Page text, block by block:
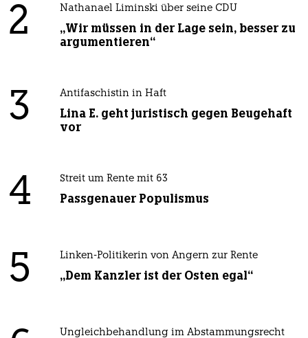
2 Nathanael Liminski über seine CDU
„Wir müssen in der Lage sein, besser zu
argumentieren“
3 Antifaschistin in Haft
Lina E. geht juristisch gegen Beugehaft
vor
4 Streit um Rente mit 63
Passgenauer Populismus
5 Linken-Politikerin von Angern zur Rente
„Dem Kanzler ist der Osten egal“
Ungleichbehandlung im Abstammungsrecht